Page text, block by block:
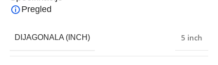
Pregled
DIJAGONALA (INCH) 5 inch